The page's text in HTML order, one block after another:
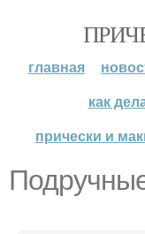
главная
как
прически и